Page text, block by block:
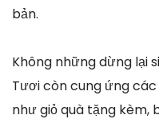
bản.
Không những dừng lại
Tươi còn cung ứng
như giỏ quà tặng kèm,